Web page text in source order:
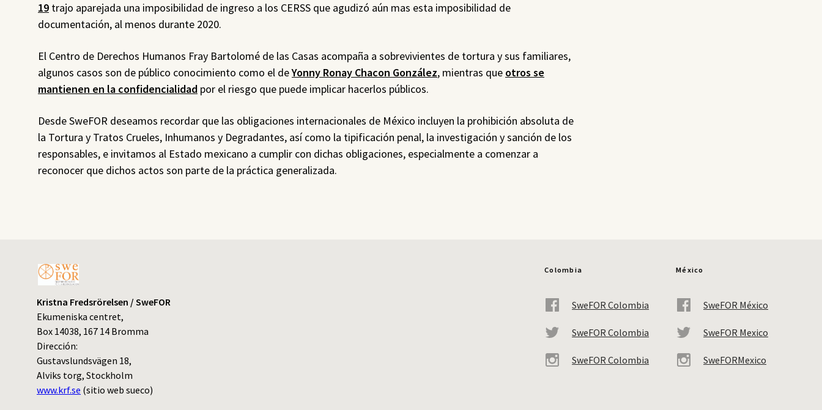
19 trajo aparejada una imposibilidad de ingreso a los CERSS que agudizó aún mas esta imposibilidad de
documentación, al menos durante 2020.
El Centro de Derechos Humanos Fray Bartolomé de las Casas acompaña a sobrevivientes de tortura y sus familiares,
algunos casos son de público conocimiento como el deYonny Ronay Chacon González, mientras que otros se
mantienen en la confidencialidad por el riesgo que puede implicar hacerlos públicos.
Desde SweFOR deseamos recordar que las obligaciones internacionales de México incluyen la prohibición absoluta de
la Tortura y Tratos Crueles, Inhumanos y Degradantes, así como la tipificación penal, la investigación y sanción de los
responsables, e invitamos al Estado mexicano a cumplir con dichas obligaciones, especialmente a comenzar a
reconocer que dichos actos son parte de la práctica generalizada.
Kristna Fredsrörelsen / SweFOR
Ekumeniska centret,
Box 14038, 167 14 Bromma
Dirección:
Gustavslundsvägen 18,
Alviks torg, Stockholm
www.krf.se (sitio web sueco)
Colombia
SweFOR Colombia
SweFOR Colombia
SweFOR Colombia
México
SweFOR México
SweFOR Mexico
SweFORMexico